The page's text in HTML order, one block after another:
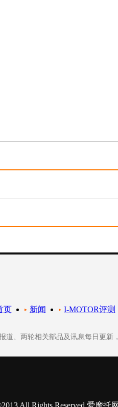
I-MOTOR评测
新闻
页
、两轮相关部品及讯息每日更新